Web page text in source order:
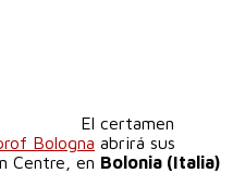
El certamen
Bologna abrirá sus
Centre, en Bolonia (Italia)